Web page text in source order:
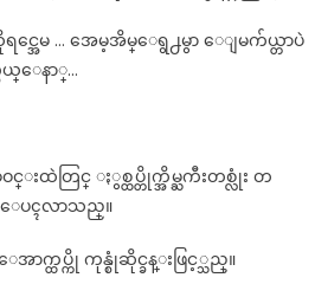
င္အေမ … အေမ့အိမ္ေရွ႕မွာ ေျမက်ယ္တာပဲ
မယ္ေနာ္…
းထဲတြင္ ႏွစ္ထပ္တိုက္အိမ္ႀကီးတစ္လုံး တ
ေပၚလာသည္။
အာက္ထပ္ကို ကုန္စုံဆိုင္ခန္းဖြင့္သည္။